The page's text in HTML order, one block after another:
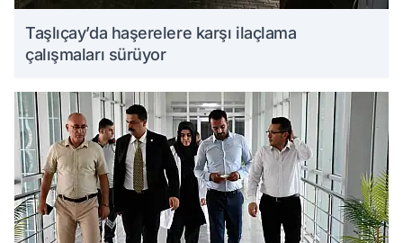
Taşlıçay’da haşerelere karşı ilaçlama
çalışmaları sürüyor